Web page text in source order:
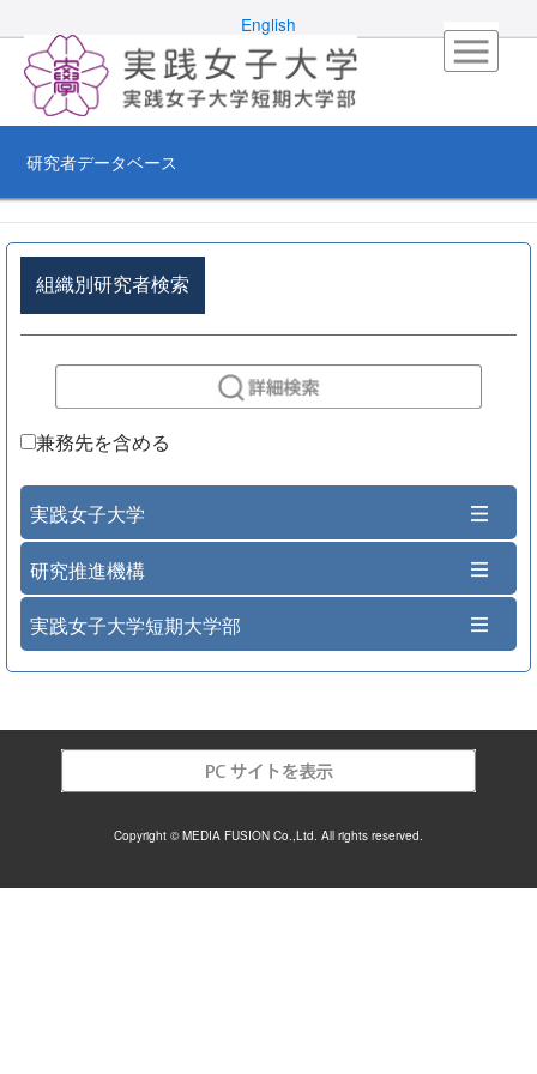
English
研究者データベース
組織別研究者検索
兼務先を含める
実践女子大学
研究推進機構
実践女子大学短期大学部
Copyright © MEDIA FUSION Co.,Ltd. All rights reserved.